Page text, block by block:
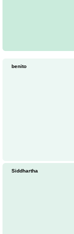
benito
Siddhartha